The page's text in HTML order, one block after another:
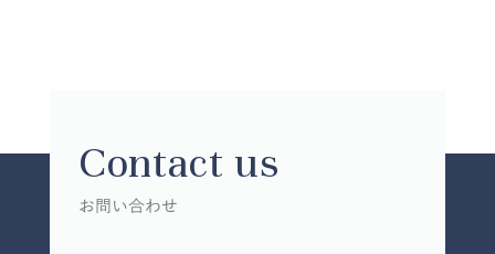
Contact us
お問い合わせ